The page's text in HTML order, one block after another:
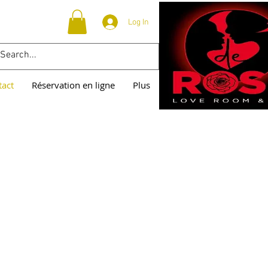
Réservation en ligne Plus
Log In